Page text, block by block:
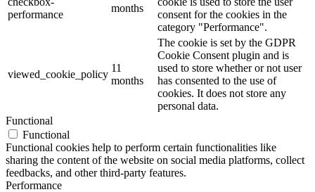
performance
months
consent for the cookies in the
category "Performance".
viewed_cookie_policy
11
months
The cookie is set by the GDPR
Cookie Consent plugin and is
used to store whether or not user
has consented to the use of
cookies. It does not store any
personal data.
Functional
Functional
Functional cookies help to perform certain functionalities like
sharing the content of the website on social media platforms, collect
feedbacks, and other third-party features.
Performance